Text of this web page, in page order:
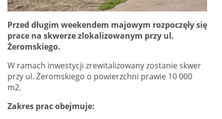
Przed długim weekendem majowym rozpoczęły się
prace na skwerze zlokalizowanym przy ul.
Żeromskiego.
W ramach inwestycji zrewitalizowany zostanie skwer
przy ul. Żeromskiego o powierzchni prawie 10 000
m2.
Zakres prac obejmuje: